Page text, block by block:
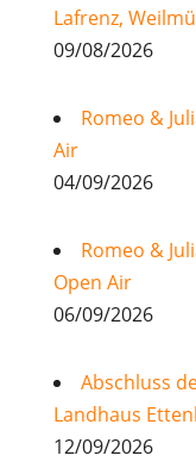
Lafrenz,
09/08/2026
Romeo &
Air
04/09/2026
Romeo &
Open Air
06/09/2026
Abschluss
Landhaus
12/09/2026